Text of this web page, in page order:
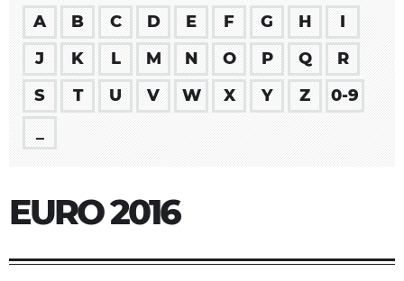
A B C D E F G H
I
J
K L M N O P Q
R
S
T U V W X Y Z
0-9
EURO 2016